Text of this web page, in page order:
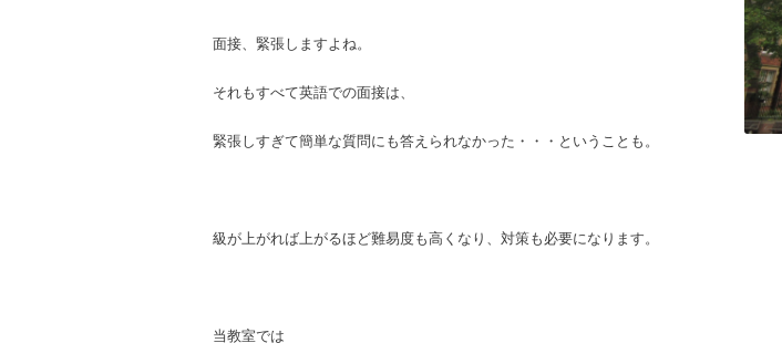
面接、緊張しますよね。
それもすべて英語での面接は、
緊張しすぎて簡単な質問にも答えられなかった・・・ということも。
級が上がれば上がるほど難易度も高くなり、対策も必要になります。
当教室では